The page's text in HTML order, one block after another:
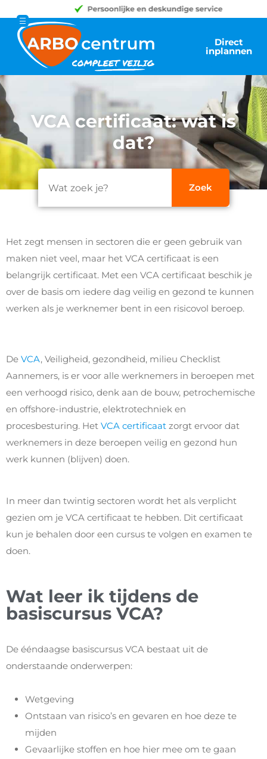
Direct
inplannen
VCA certificaat: wat is
dat?
Het zegt mensen in sectoren die er geen gebruik van
maken niet veel, maar het VCA certificaat is een
belangrijk certificaat. Met een VCA certificaat beschik je
over de basis om iedere dag veilig en gezond te kunnen
werken als je werknemer bent in een risicovol beroep.
De VCA, Veiligheid, gezondheid, milieu Checklist
Aannemers, is er voor alle werknemers in beroepen met
een verhoogd risico, denk aan de bouw, petrochemische
en offshore-industrie, elektrotechniek en
procesbesturing. Het VCA certificaat zorgt ervoor dat
werknemers in deze beroepen veilig en gezond hun
werk kunnen (blijven) doen.
In meer dan twintig sectoren wordt het als verplicht
gezien om je VCA certificaat te hebben. Dit certificaat
kun je behalen door een cursus te volgen en examen te
doen.
Wat leer ik tijdens de
basiscursus VCA?
De ééndaagse basiscursus VCA bestaat uit de
onderstaande onderwerpen:
Wetgeving
Ontstaan van risico’s en gevaren en hoe deze te
mijden
Gevaarlijke stoffen en hoe hier mee om te gaan